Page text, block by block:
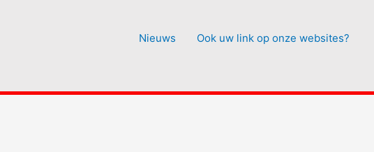
Nieuws Ook uw link op onze websites?